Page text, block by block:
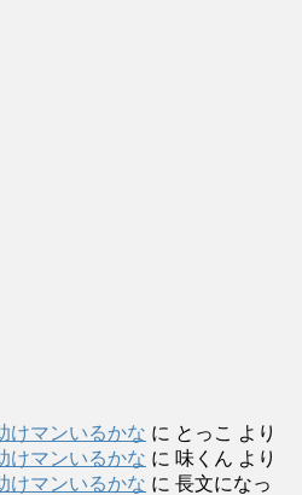
けマンいるかな に とっこ より
けマンいるかな に 味くん より
けマンいるかな に 長文になっ